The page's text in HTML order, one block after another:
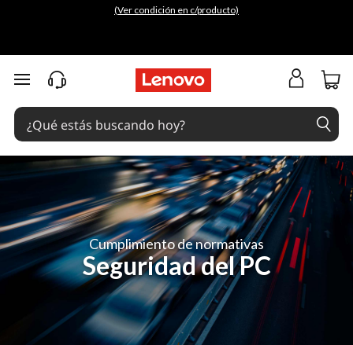
(Ver condición en c/producto)
Ir al contenido principal
Cumplimiento de normativas
Seguridad del PC